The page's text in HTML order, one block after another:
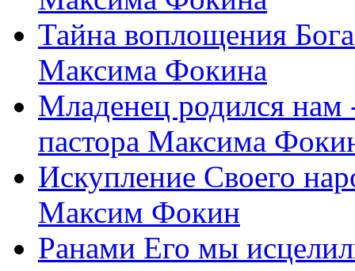
Тайна воплощения
Максима Фокина
Младенец родился
пастора Максима
Искупление Своего
Максим Фокин
Ранами Его мы